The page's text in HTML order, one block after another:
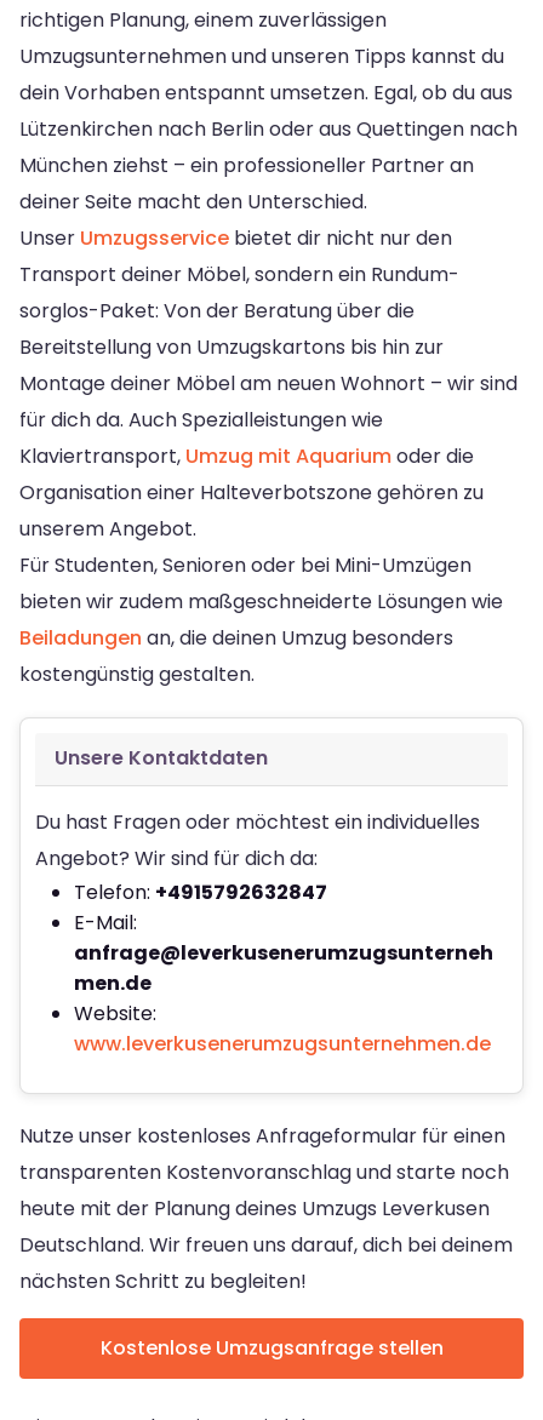
richtigen Planung, einem zuverlässigen
Umzugsunternehmen und unseren Tipps kannst du
dein Vorhaben entspannt umsetzen. Egal, ob du aus
Lützenkirchen nach Berlin oder aus Quettingen nach
München ziehst – ein professioneller Partner an
deiner Seite macht den Unterschied.
Unser Umzugsservice bietet dir nicht nur den
Transport deiner Möbel, sondern ein Rundum-
sorglos-Paket: Von der Beratung über die
Bereitstellung von Umzugskartons bis hin zur
Montage deiner Möbel am neuen Wohnort – wir sind
für dich da. Auch Spezialleistungen wie
Klaviertransport, Umzug mit Aquariumoder die
Organisation einer Halteverbotszone gehören zu
unserem Angebot.
Für Studenten, Senioren oder bei Mini-Umzügen
bieten wir zudem maßgeschneiderte Lösungen wie
Beiladungen an, die deinen Umzug besonders
kostengünstig gestalten.
Unsere Kontaktdaten
Du hast Fragen oder möchtest ein individuelles
Angebot? Wir sind für dich da:
Telefon: +4915792632847
E-Mail:
anfrage@leverkusenerumzugsunterneh
men.de
Website:
www.leverkusenerumzugsunternehmen.de
Nutze unser kostenloses Anfrageformular für einen
transparenten Kostenvoranschlag und starte noch
heute mit der Planung deines Umzugs Leverkusen
Deutschland. Wir freuen uns darauf, dich bei deinem
nächsten Schritt zu begleiten!
Kostenlose Umzugsanfrage stellen